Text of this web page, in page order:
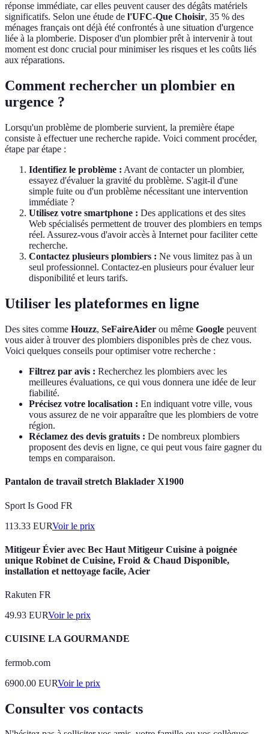
réponse immédiate, car elles peuvent causer des dégâts matériels
significatifs. Selon une étude de l'UFC-Que Choisir, 35 % des
ménages français ont déjà été confrontés à une situation d'urgence
liée à la plomberie. Disposer d'un plombier prêt à intervenir à tout
moment est donc crucial pour minimiser les risques et les coûts liés
aux réparations.
Comment rechercher un plombier en
urgence ?
Lorsqu'un problème de plomberie survient, la première étape
consiste à effectuer une recherche rapide. Voici comment procéder,
étape par étape :
Identifiez le problème : Avant de contacter un plombier,
essayez d'évaluer la gravité du problème. S'agit-il d'une
simple fuite ou d'un problème nécessitant une intervention
immédiate ?
Utilisez votre smartphone : Des applications et des sites
Web spécialisés permettent de trouver des plombiers en temps
réel. Assurez-vous d'avoir accès à Internet pour faciliter cette
recherche.
Contactez plusieurs plombiers : Ne vous limitez pas à un
seul professionnel. Contactez-en plusieurs pour évaluer leur
disponibilité et leurs tarifs.
Utiliser les plateformes en ligne
Des sites comme Houzz, SeFaireAider ou même Google peuvent
vous aider à trouver des plombiers disponibles près de chez vous.
Voici quelques conseils pour optimiser votre recherche :
Filtrez par avis : Recherchez les plombiers avec les
meilleures évaluations, ce qui vous donnera une idée de leur
fiabilité.
Précisez votre localisation : En indiquant votre ville, vous
vous assurez de ne voir apparaître que les plombiers de votre
région.
Réclamez des devis gratuits : De nombreux plombiers
proposent des devis en ligne, ce qui peut vous faire gagner du
temps en comparaison.
Pantalon de travail stretch Blaklader X1900
Sport Is Good FR
113.33 EURVoir le prix
Mitigeur Évier avec Bec Haut Mitigeur Cuisine à poignée
unique Robinet de Cuisine, Froid & Chaud Disponible,
installation et nettoyage facile, Acier
Rakuten FR
49.93 EURVoir le prix
CUISINE LA GOURMANDE
fermob.com
6900.00 EURVoir le prix
Consulter vos contacts